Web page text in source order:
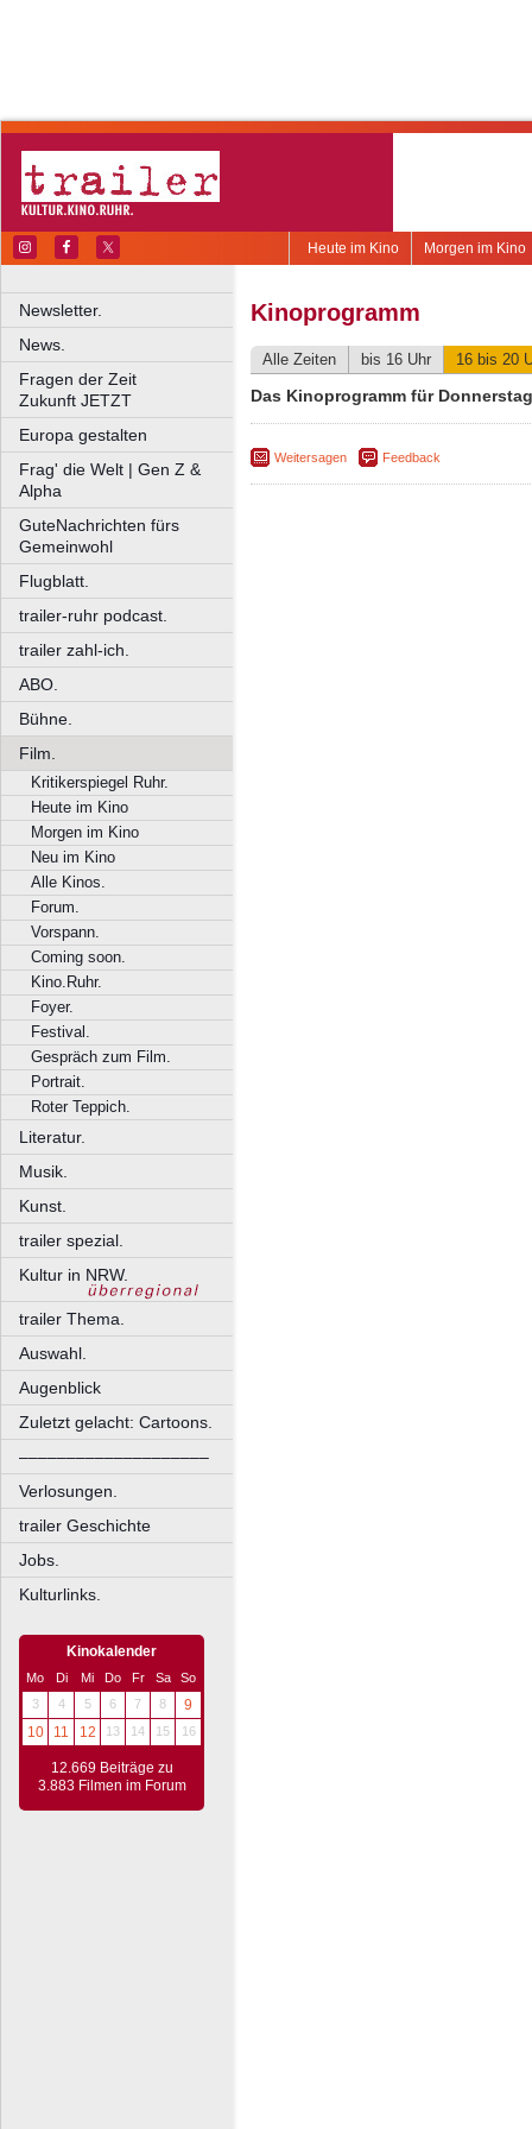
Morgen im Kino
Heute im Kino
Newsletter.
News.
Fragen der Zeit
Zukunft JETZT
Europa gestalten
Frag' die Welt | Gen Z &
Alpha
GuteNachrichten fürs
Gemeinwohl
Flugblatt.
trailer-ruhr podcast.
trailer zahl-ich.
ABO.
Bühne.
Film.
Kritikerspiegel Ruhr.
Heute im Kino
Morgen im Kino
Neu im Kino
Alle Kinos.
Forum.
Vorspann.
Coming soon.
Kino.Ruhr.
Foyer.
Festival.
Gespräch zum Film.
Portrait.
Roter Teppich.
Literatur.
Musik.
Kunst.
trailer spezial.
Kultur in NRW.
trailer Thema.
Auswahl.
Augenblick
Zuletzt gelacht: Cartoons.
––––––––––––––––––––
Verlosungen.
trailer Geschichte
Jobs.
Kulturlinks.
Kinokalender
Mo Di Mi Do Fr Sa
So
3
4 5 6 7 8
9
10
11 12 13 14 15 16
12.669 Beiträge zu
3.883 Filmen im Forum
Kinoprogramm
Alle Zeiten bis 16 Uhr 16 bis 20
Das Kinoprogramm für
Weitersagen Feedback